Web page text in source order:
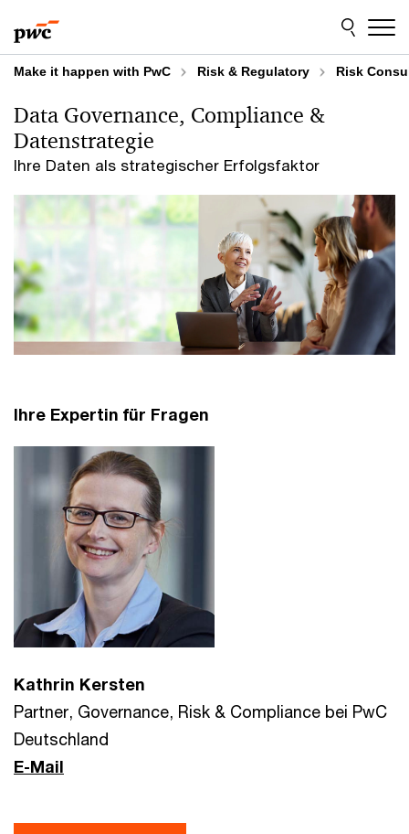
to
content
to
footer
Make it happen with PwC Risk & Regulatory Risk
Ihre Daten als strategischer Erfolgsfaktor
Data Governance, Compliance &
Datenstrategie
Ihre Expertin für Fragen
Kathrin Kersten
Partner, Governance, Risk & Compliance bei PwC
Deutschland
E-Mail